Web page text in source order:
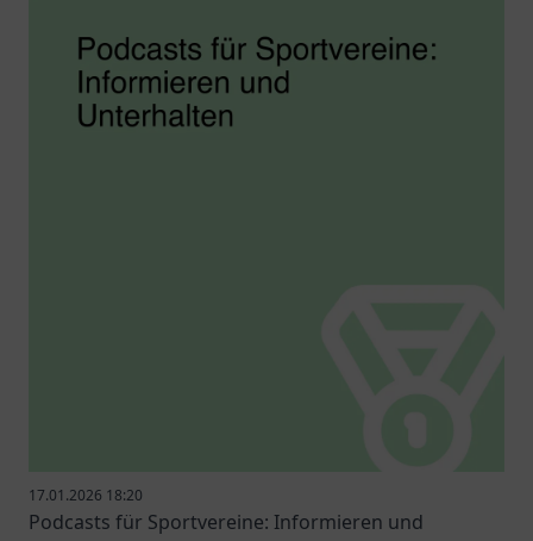
17.01.2026 18:20
Podcasts für Sportvereine: Informieren und